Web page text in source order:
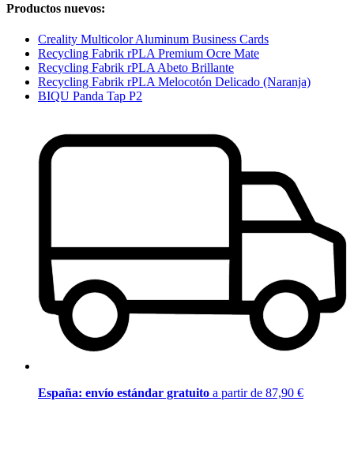
Productos nuevos:
Creality Multicolor Aluminum Business Cards
Recycling Fabrik rPLA Premium Ocre Mate
Recycling Fabrik rPLA Abeto Brillante
Recycling Fabrik rPLA Melocotón Delicado (Naranja)
BIQU Panda Tap P2
España: envío estándar gratuito a partir de 87,90 €